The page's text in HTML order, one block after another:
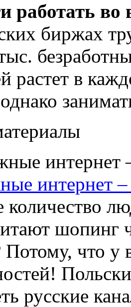
работать во
биржах
растет в
интернет
шопинг
что у